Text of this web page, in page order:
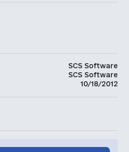
SCS Software
SCS Software
10/18/2012